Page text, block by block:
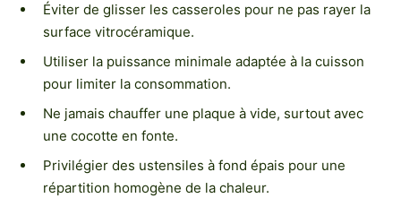
Éviter de glisser les casseroles pour ne pas rayer la
surface vitrocéramique.
Utiliser la puissance minimale adaptée à la cuisson
pour limiter la consommation.
Ne jamais chauffer une plaque à vide, surtout avec
une cocotte en fonte.
Privilégier des ustensiles à fond épais pour une
répartition homogène de la chaleur.